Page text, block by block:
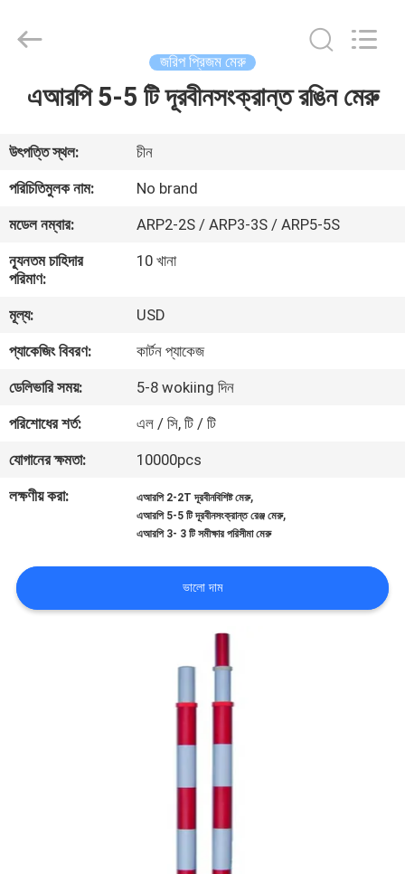
বাড়ি
পণ্য
আমাদের
সম্পর্কে
কারখানা
ভ্রমণ
মান
নিয়ন্ত্রণ
যোগাযোগ
খবর
ALLEN
CO.,LTD..
জরিপ প্রিজম মেরু
এআরপি 5-5 টি দূরবীনসংক্রান্ত রঙিন মেরু
উৎপত্তি স্থল:
চীন
পরিচিতিমুলক নাম:
No brand
মডেল নম্বার:
ARP2-2S / ARP3-3S / ARP5-5S
ন্যূনতম চাহিদার
পরিমাণ:
10 খানা
মূল্য:
USD
প্যাকেজিং বিবরণ:
কার্টন প্যাকেজ
ডেলিভারি সময়:
5-8 wokiing দিন
পরিশোধের শর্ত:
এল / সি, টি / টি
যোগানের ক্ষমতা:
10000pcs
লক্ষণীয় করা:
এআরপি 2-2T দূরবীনবিশিষ্ট মেরু,
এআরপি 5-5 টি দূরবীনসংক্রান্ত রেঞ্জ মেরু,
এআরপি 3- 3 টি সমীক্ষার পরিসীমা মেরু
ভালো দাম